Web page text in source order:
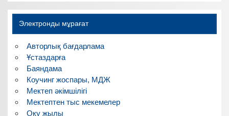
Электронды мұрағат
Авторлық бағдарлама
Ұстаздарға
Баяндама
Коучинг жоспары, МДЖ
Мектеп әкімшілігі
Мектептен тыс мекемелер
Оқу жылы